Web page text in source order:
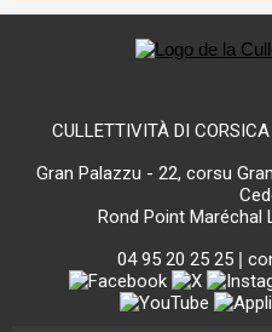
CULLETTIVITÀ DI
Gran Palazzu - 22, corsu
Rond Point Maréchal
04 95 20 25 25|